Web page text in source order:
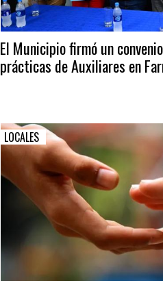
El Municipio firmó un
prácticas de Auxiliares en
LOCALES